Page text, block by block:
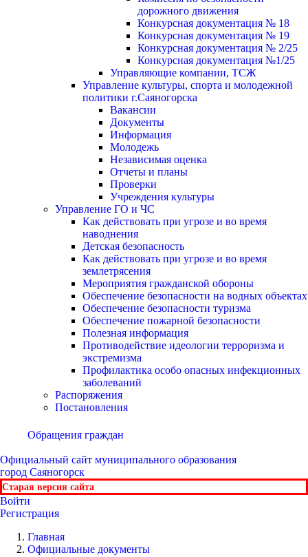
дорожного движения
Конкурсная документация № 18
Конкурсная документация № 19
Конкурсная документация № 2/25
Конкурсная документация №1/25
Управляющие компании, ТСЖ
Управление культуры, спорта и молодежной
политики г.Саяногорска
Вакансии
Документы
Информация
Молодежь
Независимая оценка
Отчеты и планы
Проверки
Учреждения культуры
Управление ГО и ЧС
Как действовать при угрозе и во время
наводнения
Детская безопасность
Как действовать при угрозе и во время
землетрясения
Мероприятия гражданской обороны
Обеспечение безопасности на водных объектах
Обеспечение безопасности туризма
Обеспечение пожарной безопасности
Полезная информация
Противодействие идеологии терроризма и
экстремизма
Профилактика особо опасных инфекционных
заболеваний
Распоряжения
Постановления
Обращения граждан
Официальный сайт муниципального образования
город Саяногорск
Старая версия сайта
Войти
Регистрация
Главная
Официальные документы